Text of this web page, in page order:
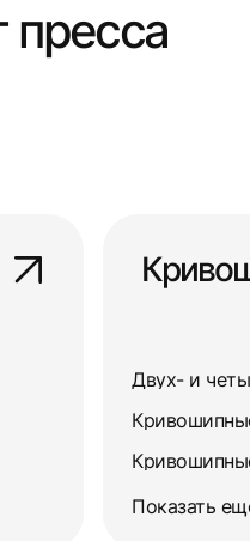
пресса
Показать